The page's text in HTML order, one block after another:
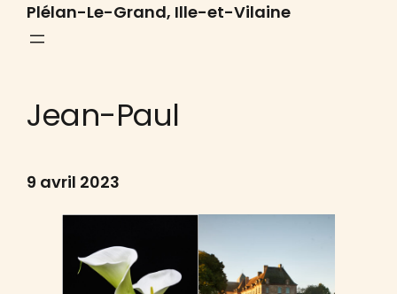
Plélan-Le-Grand, Ille-et-Vilaine
Jean-Paul
9 avril 2023